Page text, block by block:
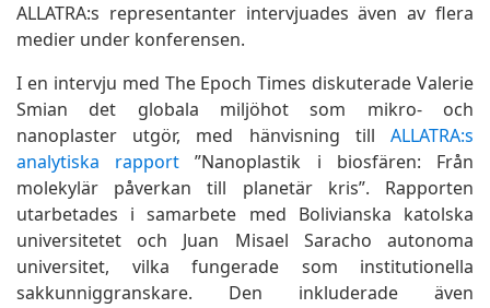
ALLATRA:s representanter intervjuades även av flera
medier under konferensen.
I en intervju med The Epoch Times diskuterade Valerie
Smian det globala miljöhot som mikro- och
nanoplaster utgör, med hänvisning till ALLATRA:s
analytiska rapport ”Nanoplastik i biosfären: Från
molekylär påverkan till planetär kris”. Rapporten
utarbetades i samarbete med Bolivianska katolska
universitetet och Juan Misael Saracho autonoma
universitet, vilka fungerade som institutionella
sakkunniggranskare. Den inkluderade även